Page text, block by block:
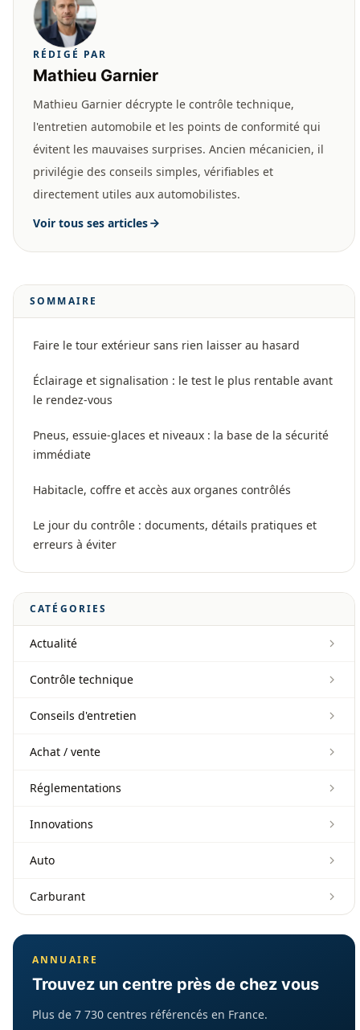
RÉDIGÉ PAR
Mathieu Garnier
Mathieu Garnier décrypte le contrôle technique,
l'entretien automobile et les points de conformité qui
évitent les mauvaises surprises. Ancien mécanicien, il
privilégie des conseils simples, vérifiables et
directement utiles aux automobilistes.
Voir tous ses articles
SOMMAIRE
Faire le tour extérieur sans rien laisser au hasard
Éclairage et signalisation : le test le plus rentable avant
le rendez-vous
Pneus, essuie-glaces et niveaux : la base de la sécurité
immédiate
Habitacle, coffre et accès aux organes contrôlés
Le jour du contrôle : documents, détails pratiques et
erreurs à éviter
CATÉGORIES
Actualité
Contrôle technique
Conseils d'entretien
Achat / vente
Réglementations
Innovations
Auto
Carburant
ANNUAIRE
Trouvez un centre près de chez vous
Plus de 7 730 centres référencés en France.